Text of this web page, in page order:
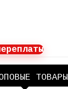
ТОВАРЫ